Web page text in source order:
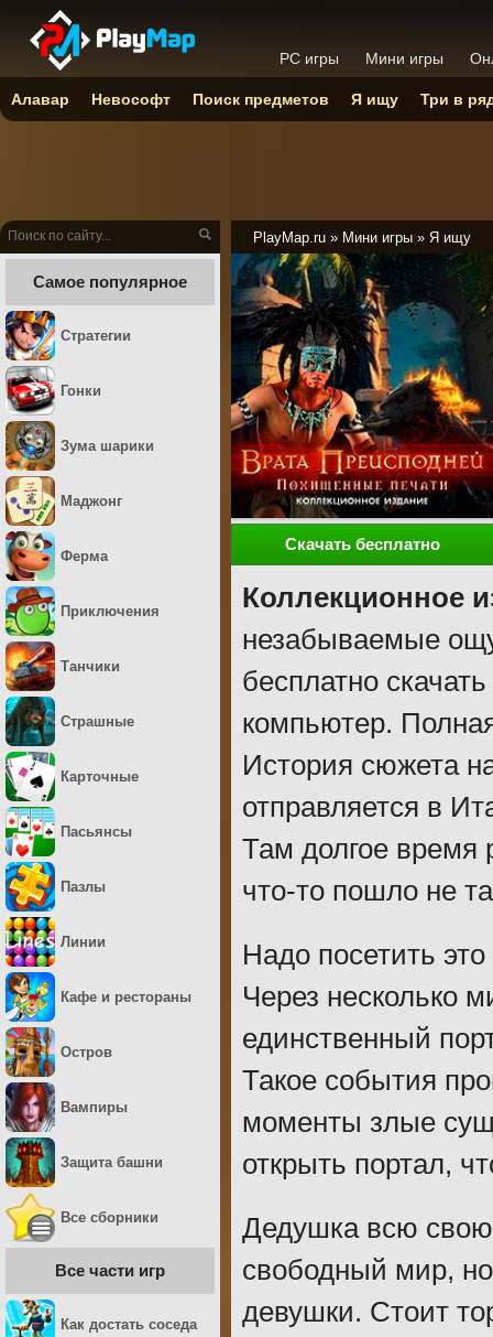
PlayMap.ru » Мини игры » Я ищу
Скачать бесплатно
Коллекционное
незабываемые
бесплатно
компьютер.
История сюжета
отправляется в
Там долгое время
что-то пошло не
Надо посетить
Через несколько
единственный
Такое события
моменты злые
открыть портал,
Дедушка всю
свободный мир,
девушки. Стоит
Самое популярное
Стратегии
Гонки
Зума шарики
Маджонг
Ферма
Приключения
Танчики
Страшные
Карточные
Пасьянсы
Пазлы
Линии
Кафе и рестораны
Остров
Вампиры
Защита башни
Все сборники
Все части игр
Как достать соседа
PC игры Мини игры
Алавар Невософт Поиск предметов Я ищу Три в